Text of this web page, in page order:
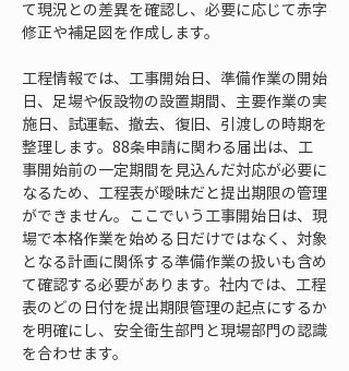
て現況との差異を確認し、必要に応じて赤字
修正や補足図を作成します。
工程情報では、工事開始日、準備作業の開始
日、足場や仮設物の設置期間、主要作業の実
施日、試運転、撤去、復旧、引渡しの時期を
整理します。88条申請に関わる届出は、工
事開始前の一定期間を見込んだ対応が必要に
なるため、工程表が曖昧だと提出期限の管理
ができません。ここでいう工事開始日は、現
場で本格作業を始める日だけではなく、対象
となる計画に関係する準備作業の扱いも含め
て確認する必要があります。社内では、工程
表のどの日付を提出期限管理の起点にするか
を明確にし、安全衛生部門と現場部門の認識
を合わせます。